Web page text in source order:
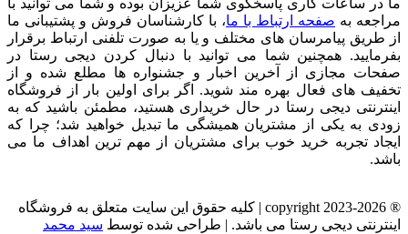
ما در ساعات کاری پاسخگوی شما عزیزان بوده و شما می توانید با
مراجعه به صفحه ارتباط با ما، با کارشناسان فروش و پشتیبانی ما
از طریق پیامرسان های مختلف و یا به صورت تلفنی ارتباط برقرار
بفرمایید. همچنین شما می توانید با دنبال کردن دیجی رستا در
صفحات مجازی از آخرین اخبار و جشنواره ها مطلع شده و از
تخفیف های فعال بهره مند شوید. اگر برای اولین بار از فروشگاه
اینترنتی دیجی رستا در حال خریداری هستید، مطمئن باشید که به
زودی به یکی از مشتریان همیشگی ما تبدیل خواهید شد؛ چرا که
ایجاد تجربه خرید خوب برای مشتریان از مهم ترین اهداف ما می
باشد.
® copyright 2023-2026 | کلیه حقوق این سایت متعلق به فروشگاه
اینترنتی دیجی رستا می باشد. | طراحی شده توسط سید محمد